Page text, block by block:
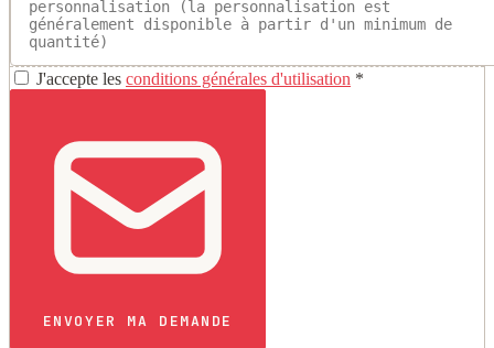
J'accepte les conditions générales d'utilisation *
ENVOYER MA DEMANDE